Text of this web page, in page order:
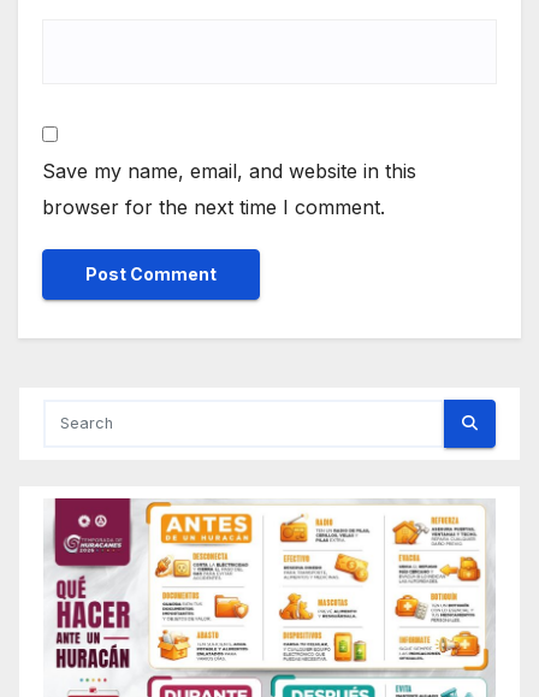
Save my name, email, and website in this
browser for the next time I comment.